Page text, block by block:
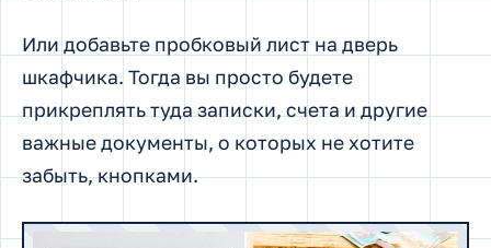
Или добавьте пробковый лист на дверь
шкафчика. Тогда вы просто будете
прикреплять туда записки, счета и другие
важные документы, о которых не хотите
забыть, кнопками.